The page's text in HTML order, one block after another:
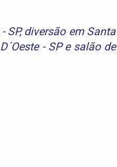
SP,diversão em Santa
- SPe salão de